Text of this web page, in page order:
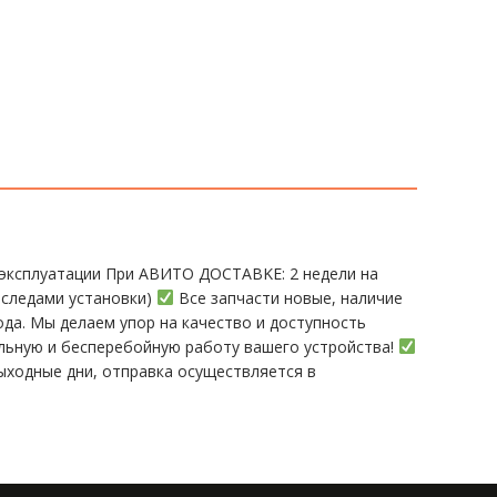
При АBИTO ДOСTАBKЕ: 2 нeдели на
установки)
Все запчасти новые, наличие
Мы делаем упор на качество и доступность
и бесперебойную работу вашего устройства!
дни, отправка осуществляется в